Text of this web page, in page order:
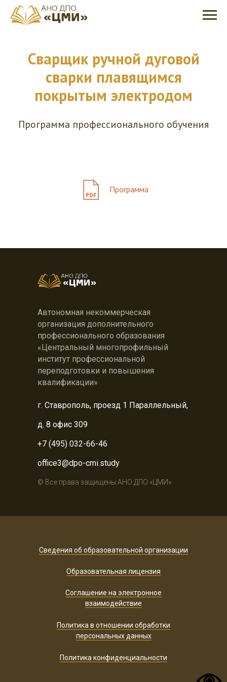
Сварщик ручной дуговой
сварки плавящимся
покрытым электродом
Программа профессионального обучения
Программа
Автономная некоммерческая
организация дополнительного
профессионального образования
«Центральный многопрофильный
институт профессиональной
переподготовки и повышения
квалификации»
г. Ставрополь, проезд 1 Параллельный,
д. 8 офис 309
+7 (495) 032-66-46
office3@dpo-cmi.study
© Все права защищены АНО ДПО «ЦМИ»
Соглашение на электронное
взаимодействие
Образовательная лицензия
Сведения об образовательной организации
Политика конфиденциальности
Политика в отношении обработки
персональных данных